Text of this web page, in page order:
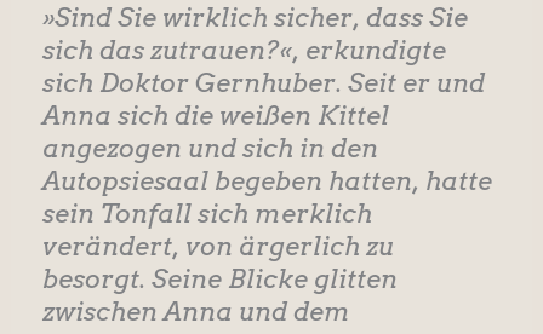
»Sind Sie wirklich sicher, dass Sie
sich das zutrauen?«, erkundigte
sich Doktor Gernhuber. Seit er und
Anna sich die weißen Kittel
angezogen und sich in den
Autopsiesaal begeben hatten, hatte
sein Tonfall sich merklich
verändert, von ärgerlich zu
besorgt. Seine Blicke glitten
zwischen Anna und dem